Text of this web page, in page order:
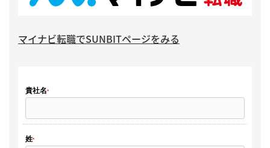
マイナビ転職でSUNBITページをみる